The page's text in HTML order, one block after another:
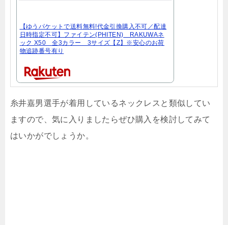
【ゆうパケットで送料無料!代金引換購入不可／配達
日時指定不可】ファイテン(PHITEN) RAKUWAネ
ック X50 全3カラー 3サイズ【Z】※安心のお荷
物追跡番号有り
糸井嘉男選手が着用しているネックレスと類似してい
ますので、気に入りましたらぜひ購入を検討してみて
はいかがでしょうか。